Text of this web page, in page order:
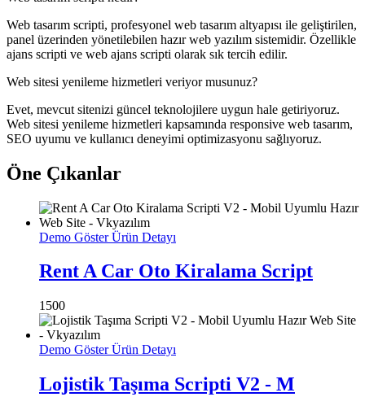
Web tasarım scripti, profesyonel web tasarım altyapısı ile geliştirilen,
panel üzerinden yönetilebilen hazır web yazılım sistemidir. Özellikle
ajans scripti ve web ajans scripti olarak sık tercih edilir.
Web sitesi yenileme hizmetleri veriyor musunuz?
Evet, mevcut sitenizi güncel teknolojilere uygun hale getiriyoruz.
Web sitesi yenileme hizmetleri kapsamında responsive web tasarım,
SEO uyumu ve kullanıcı deneyimi optimizasyonu sağlıyoruz.
Öne Çıkanlar
Demo GösterÜrün Detayı
Rent A Car Oto Kiralama Script
1500
Demo GösterÜrün Detayı
Lojistik Taşıma Scripti V2 - M